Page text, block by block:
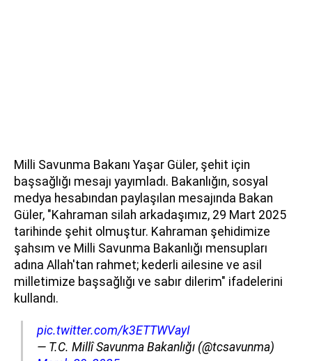
Milli Savunma Bakanı Yaşar Güler, şehit için
başsağlığı mesajı yayımladı. Bakanlığın, sosyal
medya hesabından paylaşılan mesajında Bakan
Güler, "Kahraman silah arkadaşımız, 29 Mart 2025
tarihinde şehit olmuştur. Kahraman şehidimize
şahsım ve Milli Savunma Bakanlığı mensupları
adına Allah'tan rahmet; kederli ailesine ve asil
milletimize başsağlığı ve sabır dilerim" ifadelerini
kullandı.
pic.twitter.com/k3ETTWVayI
— T.C. Millî Savunma Bakanlığı (@tcsavunma)